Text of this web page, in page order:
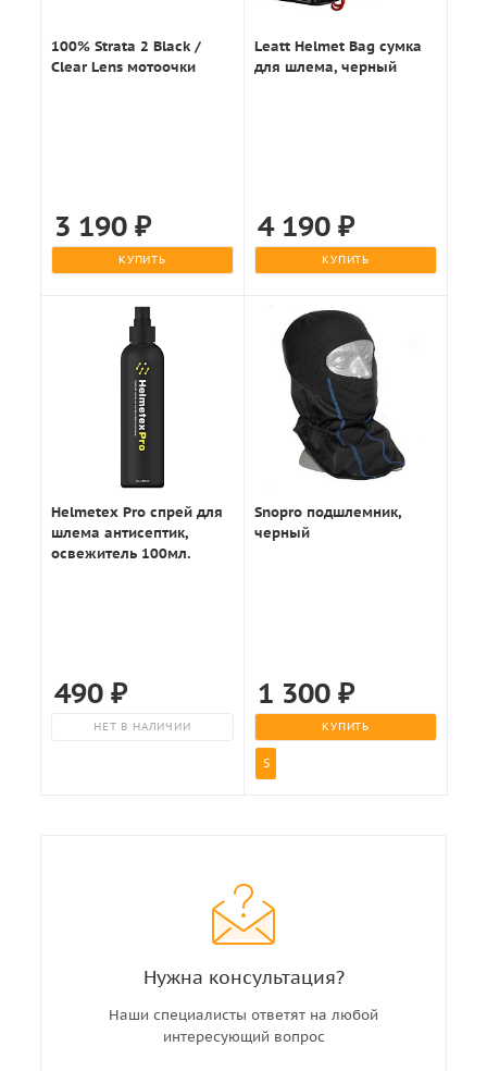
100% Strata 2 Black /
Clear Lens мотоочки
3 190₽
КУПИТЬ
Leatt Helmet Bag сумка
для шлема, черный
4 190 ₽
КУПИТЬ
Helmetex Pro спрей для
шлема антисептик,
освежитель 100мл.
490₽
НЕТ В НАЛИЧИИ
Snopro подшлемник,
черный
1 300 ₽
КУПИТЬ
S
Нужна консультация?
Наши специалисты ответят на любой
интересующий вопрос